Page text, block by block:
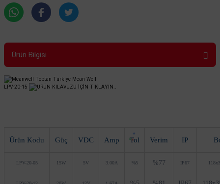
Ürün Bilgisi
LPV-20-15 ÜRÜN KILAVUZU İÇİN TIKLAYIN..
Ürün Kodu Güç VDC Amp Tol Verim IP
LPV-20-05 15W 5V 3.00A %5 %77 IP67